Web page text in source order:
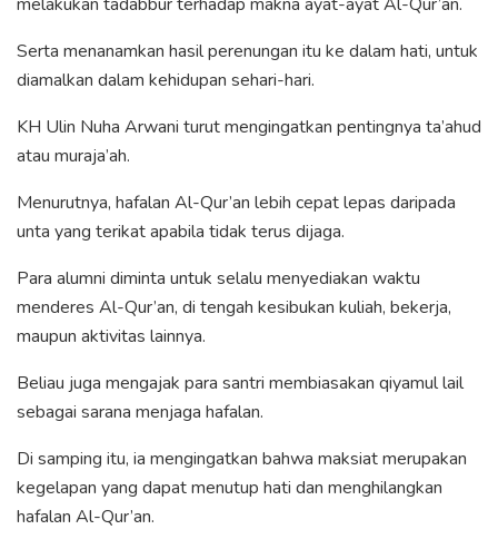
Serta menanamkan hasil perenungan itu ke dalam hati, untuk
diamalkan dalam kehidupan sehari-hari.
KH Ulin Nuha Arwani turut mengingatkan pentingnya ta’ahud
atau muraja’ah.
Menurutnya, hafalan Al-Qur’an lebih cepat lepas daripada
unta yang terikat apabila tidak terus dijaga.
Para alumni diminta untuk selalu menyediakan waktu
menderes Al-Qur’an, di tengah kesibukan kuliah, bekerja,
maupun aktivitas lainnya.
Beliau juga mengajak para santri membiasakan qiyamul lail
sebagai sarana menjaga hafalan.
Di samping itu, ia mengingatkan bahwa maksiat merupakan
kegelapan yang dapat menutup hati dan menghilangkan
hafalan Al-Qur’an.